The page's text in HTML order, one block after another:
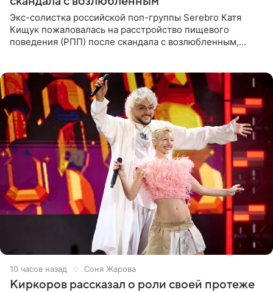
Экс-солистка российской поп-группы Serebro Катя
Кищук пожаловалась на расстройство пищевого
поведения (РПП) после скандала с возлюбленным,
10 часов назад Соня Жарова
Киркоров рассказал о роли своей протеже